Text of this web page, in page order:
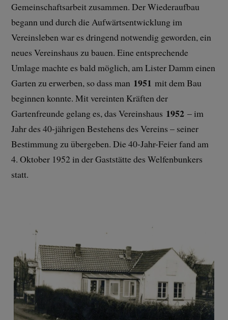
Gemeinschaftsarbeit zusammen. Der Wiederaufbau
begann und durch die Aufwärtsentwicklung im
Vereinsleben war es dringend notwendig geworden, ein
neues Vereinshaus zu bauen. Eine entsprechende
Umlage machte es bald möglich, am Lister Damm einen
Garten zu erwerben, so dass man 1951 mit dem Bau
beginnen konnte. Mit vereinten Kräften der
Gartenfreunde gelang es, das Vereinshaus 1952 – im
Jahr des 40-jährigen Bestehens des Vereins – seiner
Bestimmung zu übergeben. Die 40-Jahr-Feier fand am
4. Oktober 1952 in der Gaststätte des Welfenbunkers
statt.